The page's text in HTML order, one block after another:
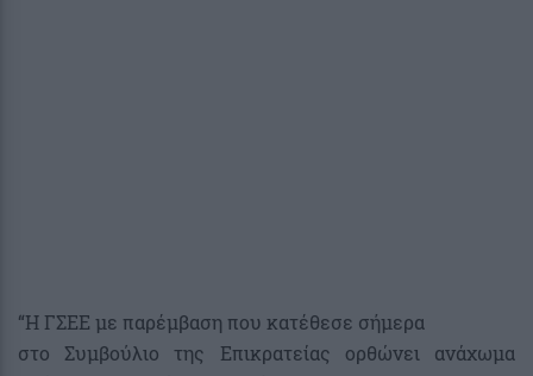
“H ΓΣΕΕ με παρέμβαση που κατέθεσε σήμερα
στο Συμβούλιο της Επικρατείας ορθώνει ανάχωμα